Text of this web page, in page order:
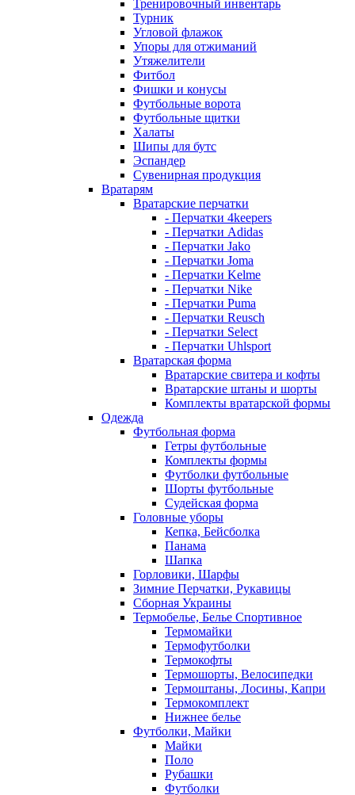
Тренировочный инвентарь
Турник
Угловой флажок
Упоры для отжиманий
Утяжелители
Фитбол
Фишки и конусы
Футбольные ворота
Футбольные щитки
Халаты
Шипы для бутс
Эспандер
Сувенирная продукция
Вратарям
Вратарские перчатки
- Перчатки 4keepers
- Перчатки Adidas
- Перчатки Jako
- Перчатки Joma
- Перчатки Kelme
- Перчатки Nike
- Перчатки Puma
- Перчатки Reusch
- Перчатки Select
- Перчатки Uhlsport
Вратарская форма
Вратарские свитера и кофты
Вратарские штаны и шорты
Комплекты вратарской формы
Одежда
Футбольная форма
Гетры футбольные
Комплекты формы
Футболки футбольные
Шорты футбольные
Судейская форма
Головные уборы
Кепка, Бейсболка
Панама
Шапка
Горловики, Шарфы
Зимние Перчатки, Рукавицы
Сборная Украины
Термобелье, Белье Спортивное
Термомайки
Термофутболки
Термокофты
Термошорты, Велосипедки
Термоштаны, Лосины, Капри
Термокомплект
Нижнее белье
Футболки, Майки
Майки
Поло
Рубашки
Футболки